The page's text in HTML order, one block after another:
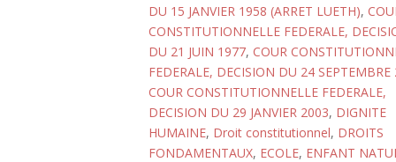
DU 15 JANVIER 1958 (ARRET LUETH),
CONSTITUTIONNELLE FEDERALE,
DU 21 JUIN 1977, COUR
FEDERALE, DECISION DU 24 SEPTEMBRE
COUR CONSTITUTIONNELLE FEDERALE,
DECISION DU 29 JANVIER 2003, DIGNITE
HUMAINE, Droit constitutionnel, DROITS
FONDAMENTAUX, ECOLE, ENFANT